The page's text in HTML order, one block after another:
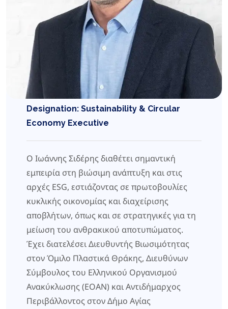
Designation: Sustainability & Circular
Economy Executive
Ο Ιωάννης Σιδέρης διαθέτει σημαντική
εμπειρία στη βιώσιμη ανάπτυξη και στις
αρχές ESG, εστιάζοντας σε πρωτοβουλίες
κυκλικής οικονομίας και διαχείρισης
αποβλήτων, όπως και σε στρατηγικές για τη
μείωση του ανθρακικού αποτυπώματος.
Έχει διατελέσει Διευθυντής Βιωσιμότητας
στον Όμιλο Πλαστικά Θράκης, Διευθύνων
Σύμβουλος του Ελληνικού Οργανισμού
Ανακύκλωσης (ΕΟΑΝ) και Αντιδήμαρχος
Περιβάλλοντος στον Δήμο Αγίας